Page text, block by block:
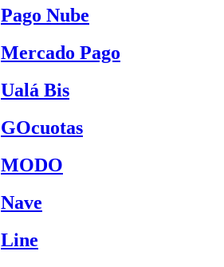
Pago Nube
Mercado Pago
Ualá Bis
GOcuotas
MODO
Nave
Line